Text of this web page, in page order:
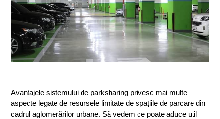
Avantajele sistemului de parksharing privesc mai multe
aspecte legate de resursele limitate de spațiile de parcare din
cadrul aglomerărilor urbane. Să vedem ce poate aduce util